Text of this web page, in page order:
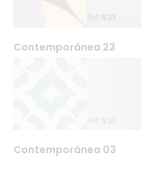
Contemporánea 23
Contemporánea 03